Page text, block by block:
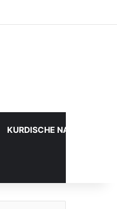
KURDISCHE